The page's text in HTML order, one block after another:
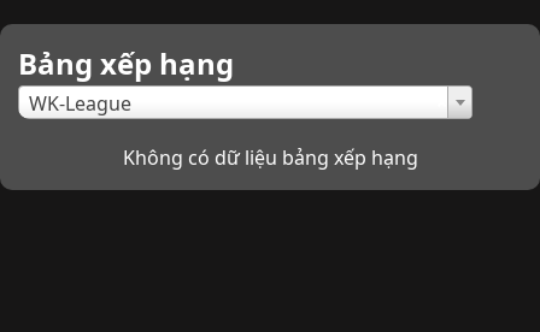
Bảng xếp hạng
WK-League
Không có dữ liệu bảng xếp hạng